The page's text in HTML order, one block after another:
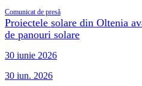
Comunicat de presă
Proiectele solare din Oltenia
de panouri solare
30 iunie 2026
30 iun. 2026